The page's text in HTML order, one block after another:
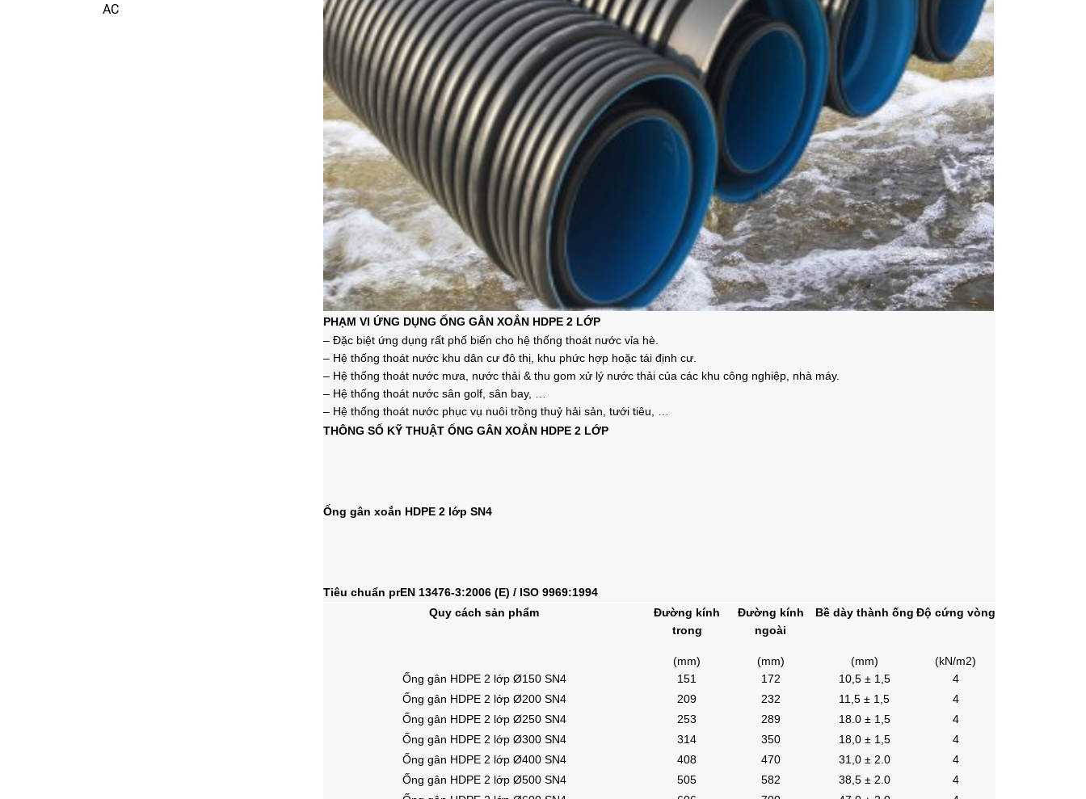
AC
PHẠM VI ỨNG DỤNG ỐNG GÂN XOẮN HDPE 2 LỚP
– Đặc biệt ứng dụng rất phố biến cho hệ thống thoát nước vỉa hè.
– Hệ thống thoát nước khu dân cư đô thị, khu phức hợp hoặc tái định cư.
– Hệ thống thoát nước mưa, nước thải & thu gom xử lý nước thải của các khu công nghiệp, nhà máy.
– Hệ thống thoát nước sân golf, sân bay, …
– Hệ thống thoát nước phục vụ nuôi trồng thuỷ hải sản, tưới tiêu, …
THÔNG SỐ KỸ THUẬT ỐNG GÂN XOẮN HDPE 2 LỚP
Ống gân xoắn HDPE 2 lớp SN4
Tiêu chuẩn prEN 13476-3:2006 (E) / ISO 9969:1994
Quy cách sản phẩm
Đường kính
trong
Đường kính
ngoài
Bề dày thành ống Độ cứng vòng
(mm) (mm) (mm)
(kN/m2)
Ống gân HDPE 2 lớp Ø150 SN4
151 172 10,5 ± 1,5
4
Ống gân HDPE 2 lớp Ø200 SN4
209 232 11,5 ± 1,5
4
Ống gân HDPE 2 lớp Ø250 SN4
253 289 18.0 ± 1,5
4
Ống gân HDPE 2 lớp Ø300 SN4
314 350 18,0 ± 1,5
4
Ống gân HDPE 2 lớp Ø400 SN4
408 470 31,0 ± 2.0
4
Ống gân HDPE 2 lớp Ø500 SN4
505 582 38,5 ± 2.0
4